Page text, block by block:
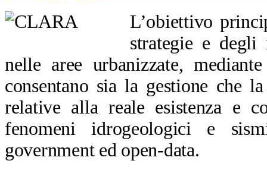
L’obiettivo
strategie e
nelle aree urbanizzate,
consentano sia la gestione che
relative alla reale esistenza e
fenomeni idrogeologici e
government ed open-data.